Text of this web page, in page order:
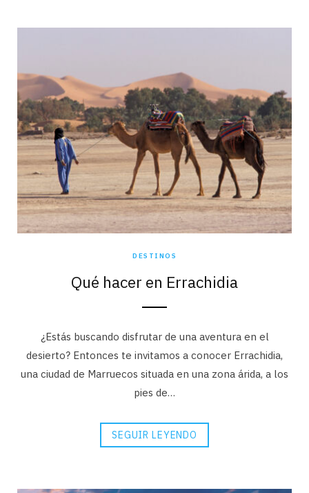
DESTINOS
Qué hacer en Errachidia
¿Estás buscando disfrutar de una aventura en el
desierto? Entonces te invitamos a conocer Errachidia,
una ciudad de Marruecos situada en una zona árida, a los
pies de…
SEGUIR LEYENDO